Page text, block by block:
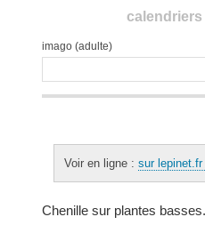
calendriers
imago (adulte)
Voir en ligne : sur lepinet.fr
Chenille sur plantes basses.